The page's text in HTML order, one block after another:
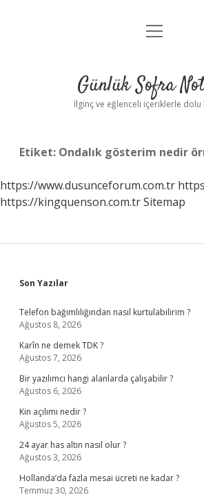
Anasayfa
Yasal Uyarı
menüyü
Günlük Sofra
İlginç ve eğlenceli içeriklerle dolu
Etiket: Ondalık gösterim nedir
https://www.dusunceforum.com.tr
https://kingquenson.com.trSitemap
Sidebar
Son Yazılar
Telefon bağımlılığından nasıl kurtulabilirim ?
Ağustos 8, 2026
Karîn ne demek TDK ?
Ağustos 7, 2026
Bir yazılımcı hangi alanlarda çalışabilir ?
Ağustos 6, 2026
Kin açılımı nedir ?
Ağustos 5, 2026
24 ayar has altın nasıl olur ?
Ağustos 3, 2026
Hollanda’da fazla mesai ücreti ne kadar ?
Temmuz 30, 2026